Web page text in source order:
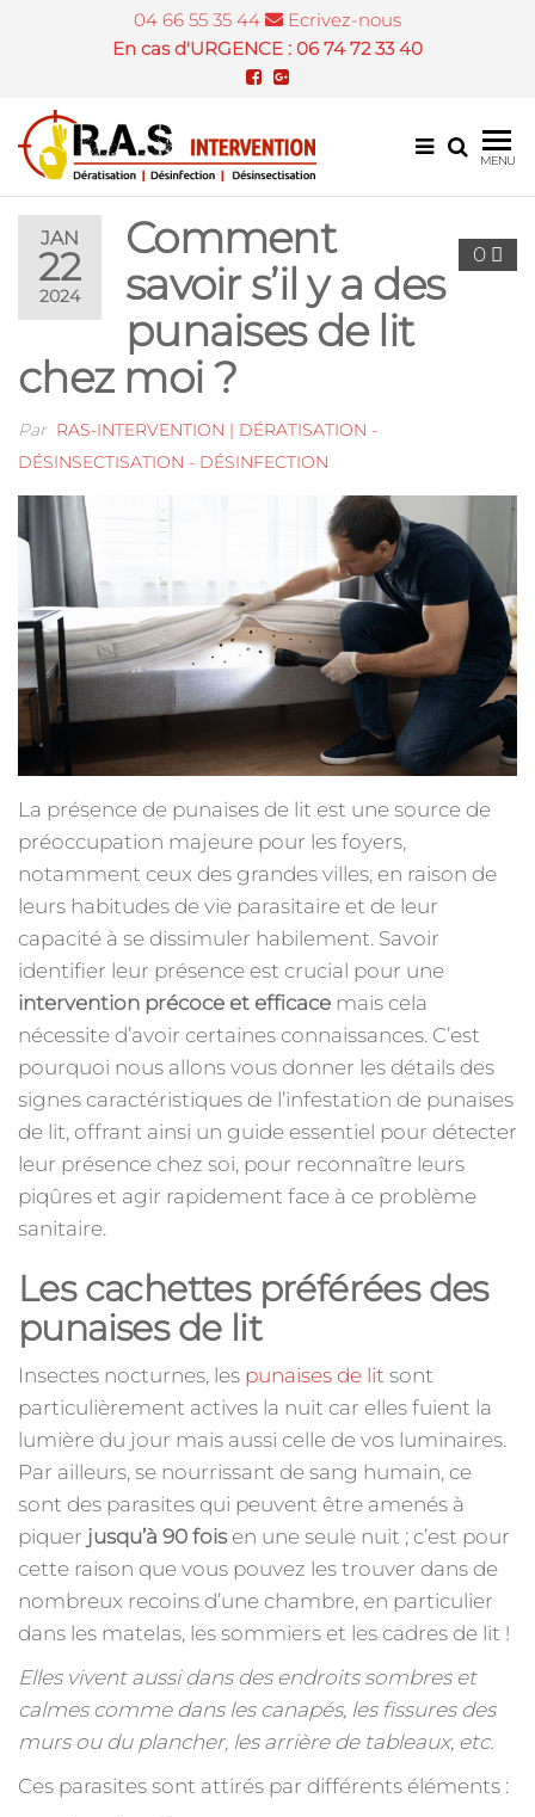
04 66 55 35 44
Ecrivez-nous
En cas d'URGENCE : 06 74 72 33 40
et
Nîmes
MENU
JAN
22
2024
0
Comment
savoir s’il y a des
punaises de lit
chez moi ?
Par RAS-INTERVENTION | DÉRATISATION -
DÉSINSECTISATION - DÉSINFECTION
La présence de punaises de lit est une source de
préoccupation majeure pour les foyers,
notamment ceux des grandes villes, en raison de
leurs habitudes de vie parasitaire et de leur
capacité à se dissimuler habilement. Savoir
identifier leur présence est crucial pour une
intervention précoce et efficace mais cela
nécessite d’avoir certaines connaissances. C’est
pourquoi nous allons vous donner les détails des
signes caractéristiques de l’infestation de punaises
de lit, offrant ainsi un guide essentiel pour détecter
leur présence chez soi, pour reconnaître leurs
piqûres et agir rapidement face à ce problème
sanitaire.
Les cachettes préférées des
punaises de lit
Insectes nocturnes, les punaises de lit sont
particulièrement actives la nuit car elles fuient la
lumière du jour mais aussi celle de vos luminaires.
Par ailleurs, se nourrissant de sang humain, ce
sont des parasites qui peuvent être amenés à
piquer jusqu’à 90 foisen une seule nuit ; c’est pour
cette raison que vous pouvez les trouver dans de
nombreux recoins d’une chambre, en particulier
dans les matelas, les sommiers et les cadres de lit !
Elles vivent aussi dans des endroits sombres et
calmes comme dans les canapés, les fissures des
murs ou du plancher, les arrière de tableaux, etc.
Ces parasites sont attirés par différents éléments :